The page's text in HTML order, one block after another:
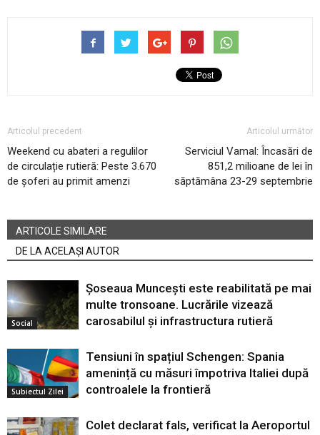
Articolul precedent
Weekend cu abateri a regulilor
de circulație rutieră: Peste 3.670
de șoferi au primit amenzi
Articolul următor
Serviciul Vamal: Încasări de
851,2 milioane de lei în
săptămâna 23-29 septembrie
ARTICOLE SIMILARE
DE LA ACELAȘI AUTOR
Social
Șoseaua Muncești este reabilitată pe mai
multe tronsoane. Lucrările vizează
carosabilul și infrastructura rutieră
Subiectul Zilei
Tensiuni în spațiul Schengen: Spania
amenință cu măsuri împotriva Italiei după
controalele la frontieră
Colet declarat fals, verificat la Aeroportul